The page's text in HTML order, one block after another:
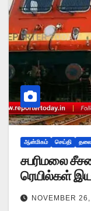
ஆன்மிகம் செய்தி
சபரிமலை
ரெயில்கள்
NOVEMBER